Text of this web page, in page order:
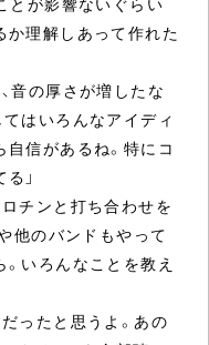
か理解しあって作れた
音の厚さが増したな
はいろんなアイディ
信があるね。特にコ
」
チンと打ち合わせを
他のバンドもやって
いろんなことを教え
ったと思うよ。あの